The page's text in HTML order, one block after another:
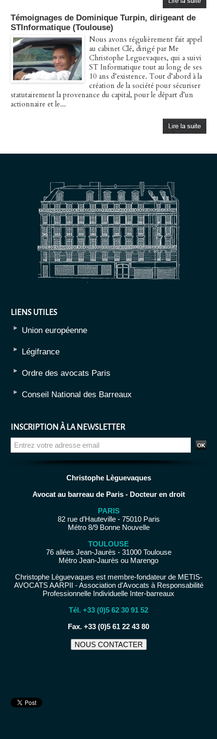
Témoignages de Dominique Turpin, dirigeant de
STInformatique (Toulouse)
Nous avons régulièrement fait appel
au cabinet Clé, dirigé par Me
Christophe Leguevaques, qui a suivi
ST Informatique tout au long de ses
10 ans d’existence. Tout d’abord à la
création de la société pour sécuriser
statutairement la provenance du capital, pour le départ d’un
actionnaire et le...
LIENS UTILES
Union européenne
Légifrance
Ordre des avocats Paris
Conseil National des Barreaux
INSCRIPTION À LA NEWSLETTER
Christophe Lèguevaques
Avocat au barreau de Paris - Docteur en droit
PARIS
82 rue d’Hauteville - 75010 Paris
Métro 8/9 Bonne Nouvelle
TOULOUSE
76 allées Jean-Jaurès - 31000 Toulouse
Métro Jean-Jaurès ou Marengo
Christophe Lèguevaques est membre-fondateur de METIS-
AVOCATS AARPII - Association d’Avocats à Responsabilité
Professionnelle Individuelle Inter-barreaux
Tél. +33 (0)5 62 30 91 52
−
Fax. +33 (0)5 61 22 43 80
NOUS CONTACTER